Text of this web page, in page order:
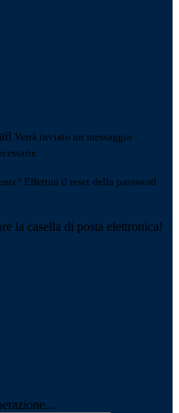
Verrà inviato un messaggio
Effettua il reset della password
la casella di posta elettronica!